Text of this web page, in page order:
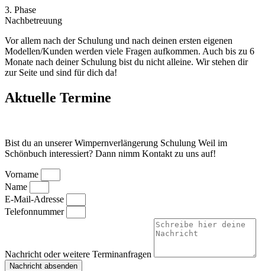
3. Phase
Nachbetreuung
Vor allem nach der Schulung und nach deinen ersten eigenen
Modellen/Kunden werden viele Fragen aufkommen. Auch bis zu 6
Monate nach deiner Schulung bist du nicht alleine. Wir stehen dir
zur Seite und sind für dich da!
Aktuelle Termine
Bist du an unserer Wimpernverlängerung Schulung Weil im
Schönbuch interessiert? Dann nimm Kontakt zu uns auf!
Vorname
Name
E-Mail-Adresse
Telefonnummer
Nachricht oder weitere Terminanfragen
Nachricht absenden